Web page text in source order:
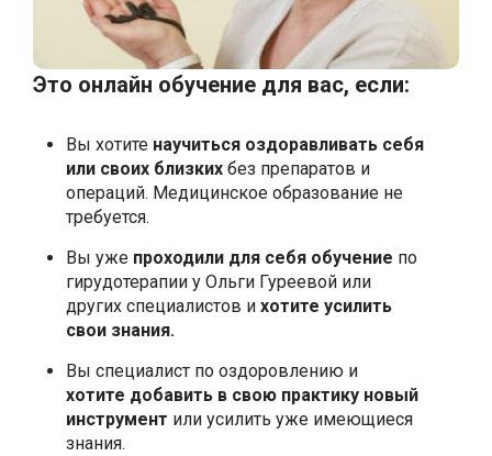
Это онлайн обучение для вас, если:
Вы хотите научиться оздоравливать себя
или своих близких без препаратов и
операций. Медицинское образование не
требуется.
Вы уже проходили для себя обучение по
гирудотерапии у Ольги Гуреевой или
других специалистов и хотите усилить
свои знания.
Вы специалист по оздоровлению и
хотите добавить в свою практику новый
инструмент или усилить уже имеющиеся
знания.